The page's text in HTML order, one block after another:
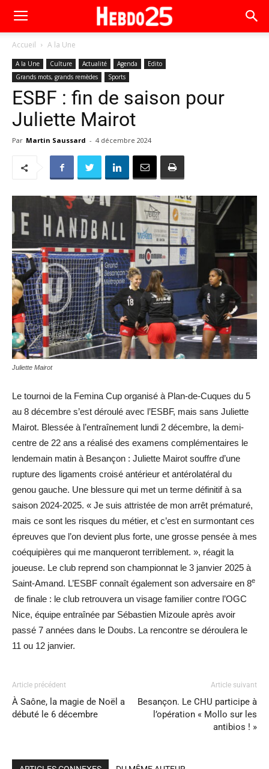
Accueil A la Une
A la Une Culture Actualité Agenda
Edito
Grands mots, grands remèdes
Sports
ESBF : fin de saison pour
Juliette Mairot
Par Martin Saussard - 4 décembre 2024
Juliette Mairot
Le tournoi de la Femina Cup organisé à Plan-de-Cuques du 5
au 8 décembre s’est déroulé avec l’ESBF, mais sans Juliette
Mairot. Blessée à l’entraînement lundi 2 décembre, la demi-
centre de 22 ans a réalisé des examens complémentaires le
lendemain matin à Besançon : Juliette Mairot souffre d’une
rupture des ligaments croisé antérieur et antérolatéral du
genou gauche. Une blessure qui met un terme définitif à sa
saison 2024-2025. « Je suis attristée de mon arrêt prématuré,
mais ce sont les risques du métier, et c’est en surmontant ces
épreuves que l’on devient plus forte, une grosse pensée à mes
coéquipières qui me manqueront terriblement. », réagit la
joueuse. Le club reprend son championnat le 3 janvier 2025 à
Saint-Amand. L’ESBF connaît également son adversaire en 8e
de finale : le club retrouvera un visage familier contre l’OGC
Nice, équipe entraînée par Sébastien Mizoule après avoir
passé 7 années dans le Doubs. La rencontre se déroulera le
11 ou 12 janvier.
Article précédent
À Saône, la magie de Noël a
débuté le 6 décembre
Article suivant
Besançon. Le CHU participe à
l’opération « Mollo sur les
antibios ! »